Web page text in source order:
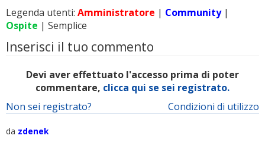
Legenda utenti: Amministratore | Community|
Ospite | Semplice
Inserisci il tuo commento
Devi aver effettuato l'accesso prima di poter
commentare, clicca qui se sei registrato.
Condizioni di utilizzo
Non sei registrato?
da zdenek